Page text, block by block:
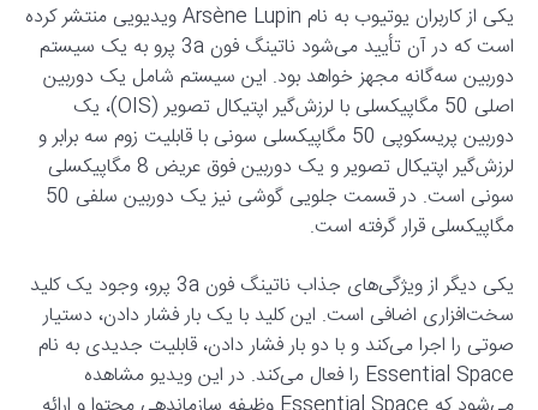
یکی از کاربران یوتیوب به نام Arsène Lupin ویدیویی منتشر کرده
است که در آن تأیید می‌شود ناتینگ فون 3a پرو به یک سیستم
دوربین سه‌گانه مجهز خواهد بود. این سیستم شامل یک دوربین
اصلی 50 مگاپیکسلی با لرزش‌گیر اپتیکال تصویر (OIS)، یک
دوربین پریسکوپی 50 مگاپیکسلی سونی با قابلیت زوم سه برابر و
لرزش‌گیر اپتیکال تصویر و یک دوربین فوق عریض 8 مگاپیکسلی
سونی است. در قسمت جلویی گوشی نیز یک دوربین سلفی 50
مگاپیکسلی قرار گرفته است.
یکی دیگر از ویژگی‌های جذاب ناتینگ فون 3a پرو، وجود یک کلید
سخت‌افزاری اضافی است. این کلید با یک بار فشار دادن، دستیار
صوتی را اجرا می‌کند و با دو بار فشار دادن، قابلیت جدیدی به نام
Essential Space را فعال می‌کند. در این ویدیو مشاهده